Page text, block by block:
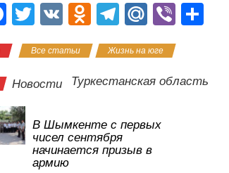
F
c
e
b
o
o
T
tt
er
V
O
n
o
a
ss
T
e
gr
m
M
.R
u
Vi
а
Все статьи Жизнь на юге
Новости Туркестанская область
В Шымкенте с первых
чисел сентября
начинается призыв в
армию